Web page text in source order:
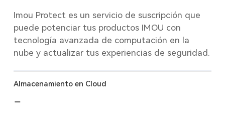
Imou Protect es un servicio de suscripción que
puede potenciar tus productos IMOU con
tecnología avanzada de computación en la
nube y actualizar tus experiencias de seguridad.
Almacenamiento en Cloud